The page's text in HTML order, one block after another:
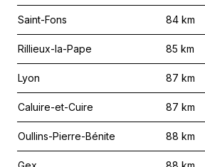
Saint-Fons 84 km
Rillieux-la-Pape 85 km
Lyon 87 km
Caluire-et-Cuire 87 km
Oullins-Pierre-Bénite 88 km